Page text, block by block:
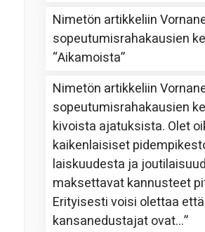
Nimetön artikkeliin
sopeutumisrahakausien
“Aikamoista”
Nimetön artikkeliin
sopeutumisrahakausien
kivoista ajatuksista. Olet
kaikenlaisiset
laiskuudesta ja
maksettavat kannusteet
Erityisesti voisi olettaa että
kansanedustajat ovat…”